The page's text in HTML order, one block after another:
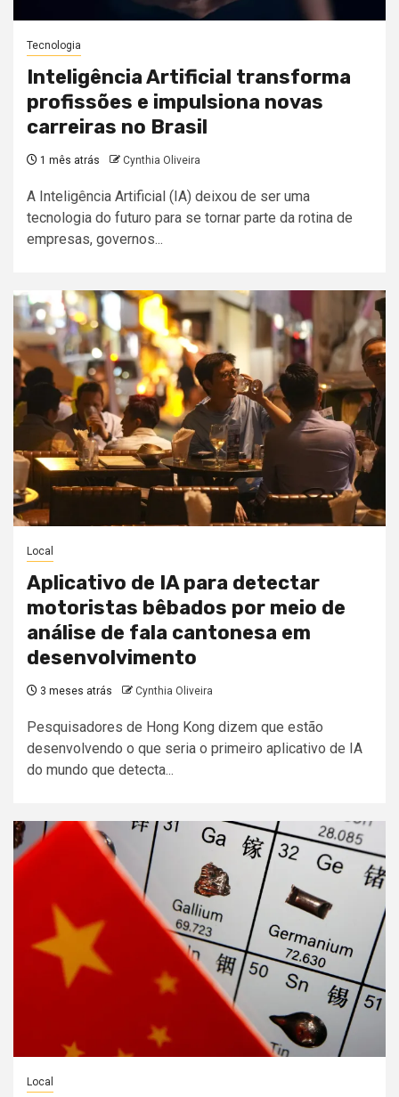
Tecnologia
Inteligência Artificial transforma
profissões e impulsiona novas
carreiras no Brasil
1 mês atrás Cynthia Oliveira
A Inteligência Artificial (IA) deixou de ser uma
tecnologia do futuro para se tornar parte da rotina de
empresas, governos...
Local
Aplicativo de IA para detectar
motoristas bêbados por meio de
análise de fala cantonesa em
desenvolvimento
3 meses atrás Cynthia Oliveira
Pesquisadores de Hong Kong dizem que estão
desenvolvendo o que seria o primeiro aplicativo de IA
do mundo que detecta...
Local